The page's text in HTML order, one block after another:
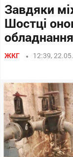
Завдяки
Шостці
обладнання
ЖКГ 12:39,